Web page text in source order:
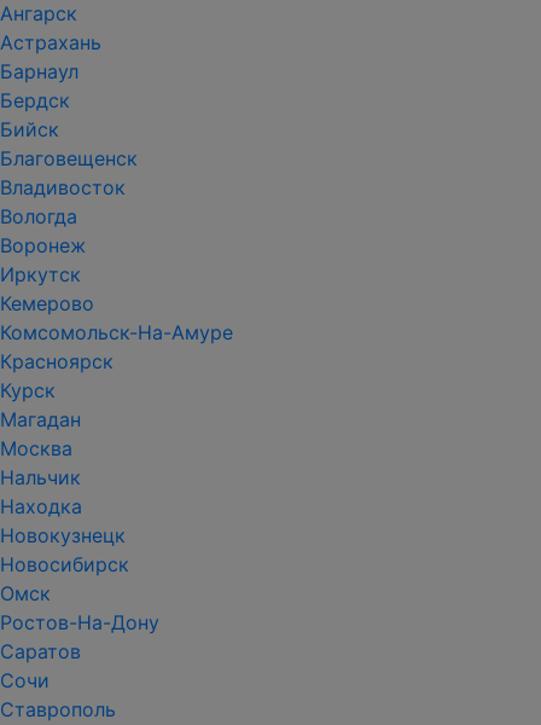
Ангарск
Астрахань
Барнаул
Бердск
Бийск
Благовещенск
Владивосток
Вологда
Воронеж
Иркутск
Кемерово
Комсомольск-На-Амуре
Красноярск
Курск
Магадан
Москва
Нальчик
Находка
Новокузнецк
Новосибирск
Омск
Ростов-На-Дону
Саратов
Сочи
Ставрополь